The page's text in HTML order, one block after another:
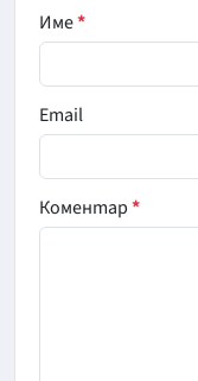
Име*
Email
Коментар*